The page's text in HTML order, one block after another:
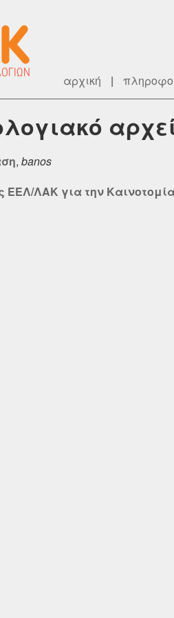
αρχική |
, banos
ΛΑΚ για την Καινοτομία